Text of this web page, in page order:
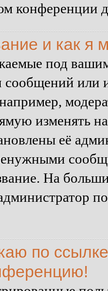
конференции
и как я
под
сообщений
например,
изменять
её
На
по